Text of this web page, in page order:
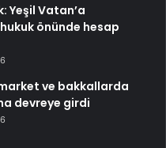
Yeşil Vatan’a
önünde hesap
ve bakkallarda
devreye girdi